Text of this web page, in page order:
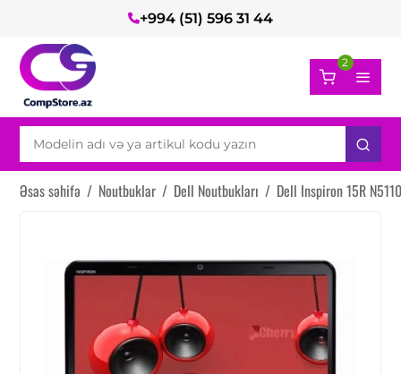
+994 (51) 596 31 44
2
Əsas səhifə / Noutbuklar / Dell Noutbukları / Dell Inspiron 15R